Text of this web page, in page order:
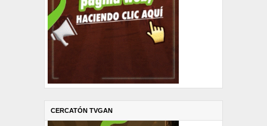
CERCATÓN TVGAN